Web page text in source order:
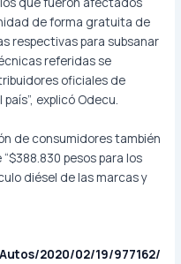
de forma gratuita de
respectivas para subsanar
referidas se
oficiales de
explicó Odecu.
de consumidores también
pesos para los
diésel de las marcas y
2020/02/19/977162/